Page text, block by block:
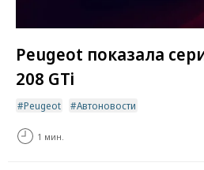
Peugeot показала
208 GTi
Peugeot Автоновости
1 мин.